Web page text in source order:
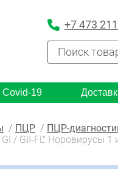
+7 473
Covid-19
ПЦР ПЦР-
/ GII-FL" Норовирусы 1